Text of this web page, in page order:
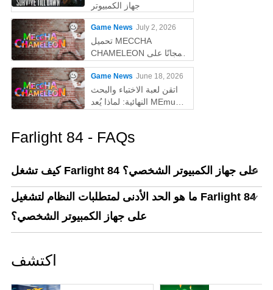
جهاز الكمبيوتر
Game News July 2, 2026
تحميل MECCHA
CHAMELEON مجانًا على
الكمبيوتر
Game News June 18, 2026
اتقن لعبة الاختباء والبحث
النهائية: لماذا يُعد MEmu
Farlight 84 - FAQs
كيف تشغل Farlight 84 على جهاز الكمبيوتر الشخصي؟
ما هو الحد الأدنى لمتطلبات النظام لتشغيل Farlight 84
على جهاز الكمبيوتر الشخصي؟
اكتشف